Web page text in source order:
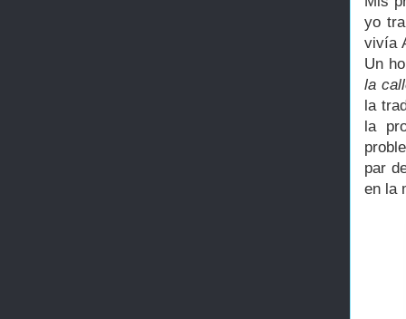
yo
vivía
Un
la
la
la
par
en la